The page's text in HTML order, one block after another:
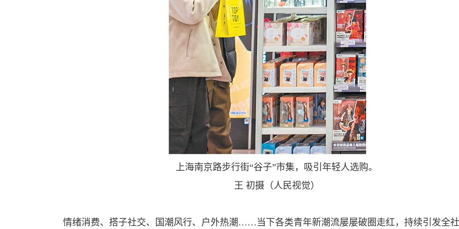
上海南京路步行街“谷子”市集，吸引年轻人选购。
王 初摄（人民视觉）
情绪消费、搭子社交、国潮风行、户外热潮……当下各类青年新潮流屡屡破圈走红，持续引发全